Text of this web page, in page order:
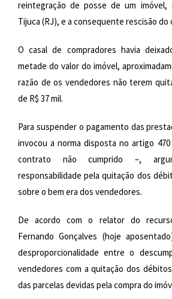
reintegração de posse de um imóvel,
Tijuca (RJ), e a consequente rescisão
O casal de compradores havia
metade do valor do imóvel,
razão de os vendedores não terem
de R$ 37 mil.
Para suspender o pagamento das
invocou a norma disposta no artigo
contrato não cumprido –,
responsabilidade pela quitação dos
sobre o bem era dos vendedores.
De acordo com o relator do
Fernando Gonçalves (hoje
desproporcionalidade entre o
vendedores com a quitação dos
das parcelas devidas pela compra do